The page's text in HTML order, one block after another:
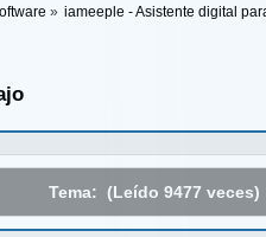
» iameeple - Asistente digital
Tema: (Leído 9477 veces)